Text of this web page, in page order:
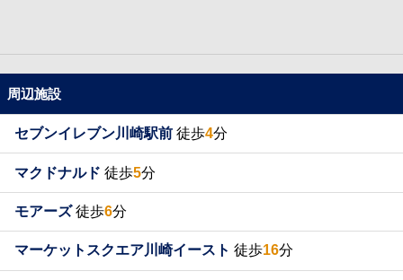
周辺施設
セブンイレブン川崎駅前 徒歩4分
マクドナルド 徒歩5分
モアーズ徒歩6分
マーケットスクエア川崎イースト 徒歩16分